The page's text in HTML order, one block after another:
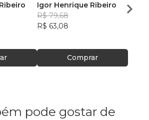
Igor Henrique Ribeiro
R$ 79,68
R$ 63,08
Comprar
Igor
R$
pode gostar de